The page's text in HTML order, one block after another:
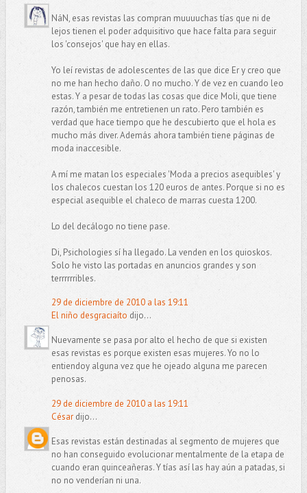
NáN, esas revistas las compran muuuuchas tías que ni de
lejos tienen el poder adquisitivo que hace falta para seguir
los 'consejos' que hay en ellas.
Yo leí revistas de adolescentes de las que dice Er y creo que
no me han hecho daño. O no mucho. Y de vez en cuando leo
estas. Y a pesar de todas las cosas que dice Moli, que tiene
razón, también me entretienen un rato. Pero también es
verdad que hace tiempo que he descubierto que el hola es
mucho más diver. Además ahora también tiene páginas de
moda inaccesible.
A mí me matan los especiales 'Moda a precios asequibles' y
los chalecos cuestan los 120 euros de antes. Porque si no es
especial asequible el chaleco de marras cuesta 1200.
Lo del decálogo no tiene pase.
Di, Psichologies sí ha llegado. La venden en los quioskos.
Solo he visto las portadas en anuncios grandes y son
terrrrrribles.
29 de diciembre de 2010 a las 19:11
El niño desgraciaíto dijo...
Nuevamente se pasa por alto el hecho de que si existen
esas revistas es porque existen esas mujeres. Yo no lo
entiendoy alguna vez que he ojeado alguna me parecen
penosas.
29 de diciembre de 2010 a las 19:11
Césardijo...
Esas revistas están destinadas al segmento de mujeres que
no han conseguido evolucionar mentalmente de la etapa de
cuando eran quinceañeras. Y tías así las hay aún a patadas, si
no no venderían ni una.